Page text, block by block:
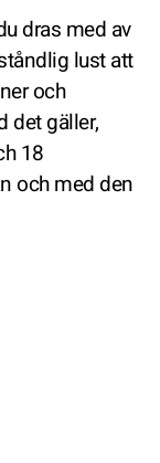
dras med av
lust att
och
det gäller,
18
och med den